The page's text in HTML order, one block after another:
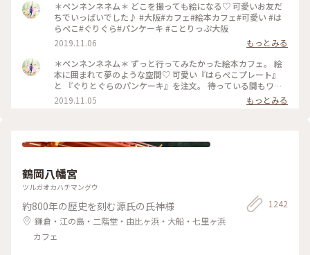
＊ペンネンネネム＊ どこを撮っても絵になる♡ 可愛いお友だ
ちでいっぱいでした♪ #大阪#カフェ#絵本カフェ#可愛い #は
らぺこ#ぐりぐら#パンケーキ #ことりっぷ大阪
2019.11.06
もっとみる
＊ペンネンネネム＊ ずっと行ってみたかった絵本カフェ。 絵
本に囲まれて夢のような空間♡ 可愛い『はらぺこプレート』
と 『ぐりとぐらのパンケーキ』を注文。 待っている間もワク
ワクが止まりません♪ どうしたら上手に撮れるかな〜 そんな
時間も楽しい♡︎ʾʾ 癒しのひと時でした(*´˘`*) #大阪#カフェ#絵
2019.11.05 もっとみる
鶴岡八幡宮
ツルガオカハチマングウ
約800年の歴史を刻む源氏の氏神様
鎌倉・江の島・二階堂・由比ヶ浜・大船・七里ヶ浜
カフェ
1242